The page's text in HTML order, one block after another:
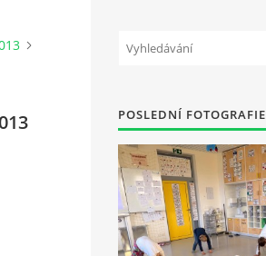
POSLEDNÍ FOTOGRAFIE